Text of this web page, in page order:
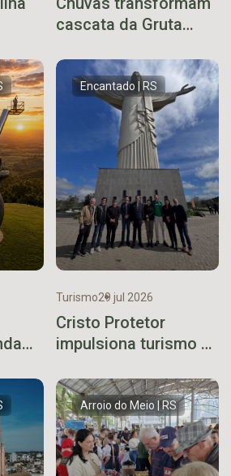
cascata da Gruta
Lourdes em
espetáculo da
natureza
Encantado | RS
Turismo29 jul 2026
Cristo Protetor
impulsiona turismo e
regional, destaca
ministro
Arroio do Meio | RS